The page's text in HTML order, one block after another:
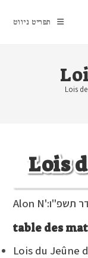
תפריט ניווט
Lois
Lois
Alon N':תשפ"ו
table des
Lois du Jeûne